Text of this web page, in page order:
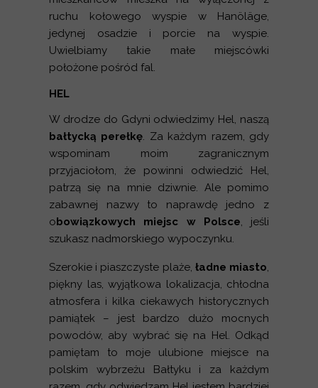
ruchu kołowego wyspie w Hanöläge,
jedynej osadzie i porcie na wyspie.
Uwielbiamy takie małe miejscówki
położone pośród fal.
HEL
W drodze do Gdyni odwiedzimy Hel, naszą
bałtycką perełkę. Za każdym razem, gdy
wspominam moim zagranicznym
przyjaciołom, że powinni odwiedzić Hel,
patrzą się na mnie dziwnie. Ale pomimo
zabawnej nazwy to naprawdę jedno z
obowiązkowych miejsc w Polsce, jeśli
szukasz nadmorskiego wypoczynku.
Szerokie i piaszczyste plaże, ładne miasto,
piękny las, wyjątkowa lokalizacja, chłodna
atmosfera i kilka ciekawych historycznych
pamiątek – jest bardzo dużo mocnych
powodów, aby wybrać się na Hel. Odkąd
pamiętam to moje ulubione miejsce na
polskim wybrzeżu Bałtyku i za każdym